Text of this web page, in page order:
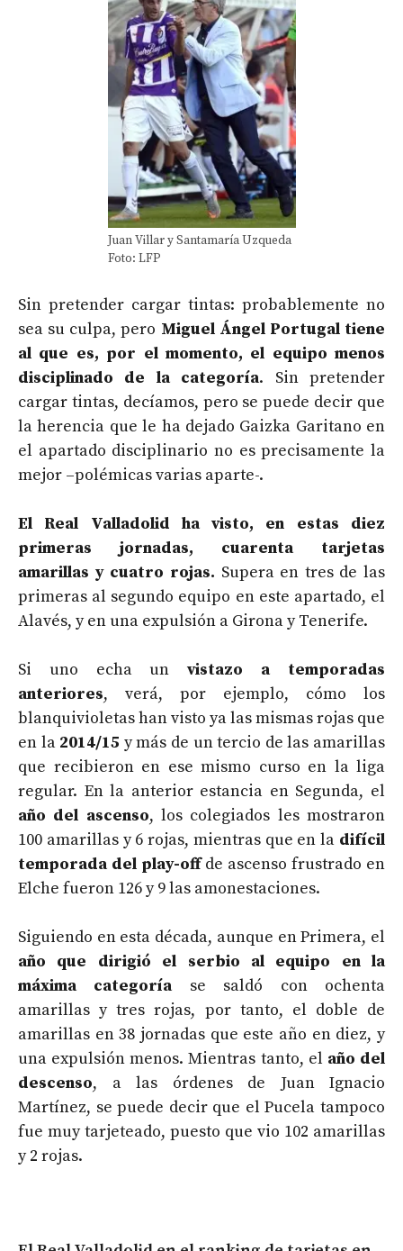
Juan Villar y Santamaría Uzqueda
Foto: LFP
Sin pretender cargar tintas: probablemente no
sea su culpa, pero Miguel Ángel Portugal tiene
al que es, por el momento, el equipo menos
disciplinado de la categoría. Sin pretender
cargar tintas, decíamos, pero se puede decir que
la herencia que le ha dejado Gaizka Garitano en
el apartado disciplinario no es precisamente la
mejor –polémicas varias aparte-.
El Real Valladolid ha visto, en estas diez
primeras jornadas, cuarenta tarjetas
amarillas y cuatro rojas. Supera en tres de las
primeras al segundo equipo en este apartado, el
Alavés, y en una expulsión a Girona y Tenerife.
Si uno echa unvistazo a temporadas
anteriores, verá, por ejemplo, cómo los
blanquivioletas han visto ya las mismas rojas que
en la 2014/15 y más de un tercio de las amarillas
que recibieron en ese mismo curso en la liga
regular. En la anterior estancia en Segunda, el
año del ascenso, los colegiados les mostraron
100 amarillas y 6 rojas, mientras que en la difícil
temporada del play-offde ascenso frustrado en
Elche fueron 126 y 9 las amonestaciones.
Siguiendo en esta década, aunque en Primera, el
año que dirigió el serbio al equipo en la
máxima categoría se saldó con ochenta
amarillas y tres rojas, por tanto, el doble de
amarillas en 38 jornadas que este año en diez, y
una expulsión menos. Mientras tanto, el año del
descenso, a las órdenes de Juan Ignacio
Martínez, se puede decir que el Pucela tampoco
fue muy tarjeteado, puesto que vio 102 amarillas
y 2 rojas.